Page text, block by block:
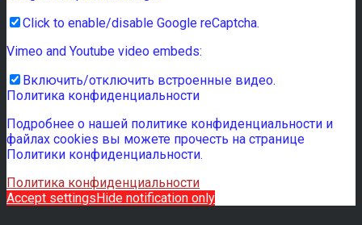
Click to enable/disable Google reCaptcha.
Vimeo and Youtube video embeds:
Включить/отключить встроенные видео.
Политика конфиденциальности
Подробнее о нашей политике конфиденциальности и
файлах cookies вы можете прочесть на странице
Политики конфиденциальности.
Политика конфиденциальности
Accept settingsHide notification only